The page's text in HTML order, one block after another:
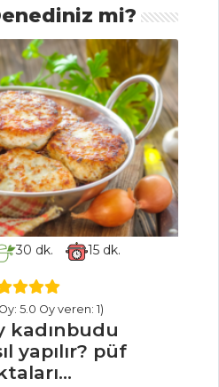
mi?
30 dk. 15dk.
5.0 Oy veren: 1)
kadınbudu
yapılır? püf